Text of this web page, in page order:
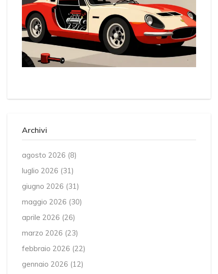
Archivi
agosto 2026 (8)
luglio 2026 (31)
giugno 2026 (31)
maggio 2026 (30)
aprile 2026 (26)
marzo 2026 (23)
febbraio 2026 (22)
gennaio 2026 (12)